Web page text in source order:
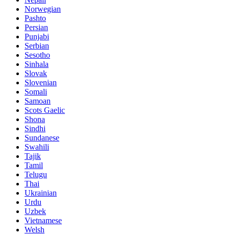
Norwegian
Pashto
Persian
Punjabi
Serbian
Sesotho
Sinhala
Slovak
Slovenian
Somali
Samoan
Scots Gaelic
Shona
Sindhi
Sundanese
Swahili
Tajik
Tamil
Telugu
Thai
Ukrainian
Urdu
Uzbek
Vietnamese
Welsh